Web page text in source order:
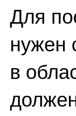
Для
нужен
в